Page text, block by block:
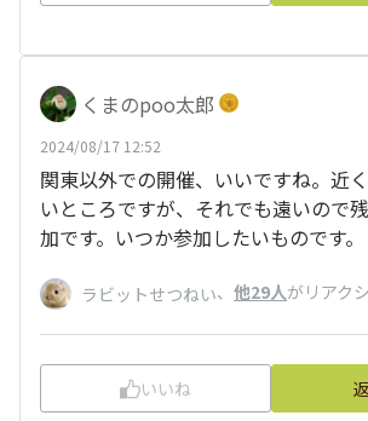
くまのpoo太郎
2024/08/17 12:52
関東以外での開催、いいですね。近
いところですが、それでも遠いので
加です。いつか参加したいものです。
ラビットせつねい、 他29人がリアク
いいね